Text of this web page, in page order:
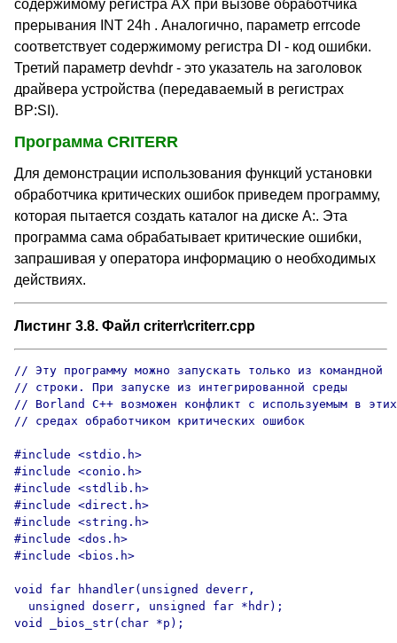
содержимому регистра AX при вызове обработчика
прерывания INT 24h . Аналогично, параметр errcode
соответствует содержимому регистра DI - код ошибки.
Третий параметр devhdr - это указатель на заголовок
драйвера устройства (передаваемый в регистрах
BP:SI).
Программа CRITERR
Для демонстрации использования функций установки
обработчика критических ошибок приведем программу,
которая пытается создать каталог на диске А:. Эта
программа сама обрабатывает критические ошибки,
запрашивая у оператора информацию о необходимых
действиях.
Листинг 3.8. Файл criterr\criterr.cpp
// Эту программу можно запускать только из командной
// строки. При запуске из интегрированной среды
// Borland C++ возможен конфликт с используемым в этих
// средах обработчиком критических ошибок
#include <stdio.h>
#include <conio.h>
#include <stdlib.h>
#include <direct.h>
#include <string.h>
#include <dos.h>
#include <bios.h>
void far hhandler(unsigned deverr,
  unsigned doserr, unsigned far *hdr);
void _bios_str(char *p);